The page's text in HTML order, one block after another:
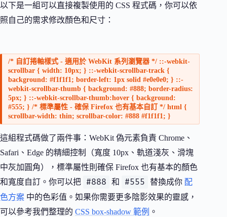
以下是一組可以直接複製使用的 CSS 程式碼，你可以依
照自己的需求修改顏色和尺寸：
/* 自訂捲軸樣式 - 適用於 WebKit 系列瀏覽器 */ ::-webkit-
scrollbar { width: 10px; } ::-webkit-scrollbar-track {
background: #f1f1f1; border-left: 1px solid #e0e0e0; } ::-
webkit-scrollbar-thumb { background: #888; border-radius:
5px; } ::-webkit-scrollbar-thumb:hover { background:
#555; } /* 標準屬性 - 確保 Firefox 也有基本自訂 */ html {
scrollbar-width: thin; scrollbar-color: #888 #f1f1f1; }
這組程式碼做了兩件事：WebKit 偽元素負責 Chrome、
Safari、Edge 的精細控制（寬度 10px、軌道淺灰、滑塊
中灰加圓角），標準屬性則確保 Firefox 也有基本的顏色
和寬度自訂。你可以把 #888 和 #555 替換成你 配
色方案 中的色彩值。如果你需要更多陰影效果的靈感，
可以參考我們整理的 CSS box-shadow 範例 。